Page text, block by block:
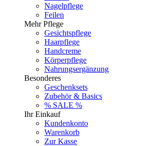
Nagelpflege
Feilen
Mehr Pflege
Gesichtspflege
Haarpflege
Handcreme
Körperpflege
Nahrungsergänzung
Besonderes
Geschenksets
Zubehör & Basics
% SALE %
Ihr Einkauf
Kundenkonto
Warenkorb
Zur Kasse